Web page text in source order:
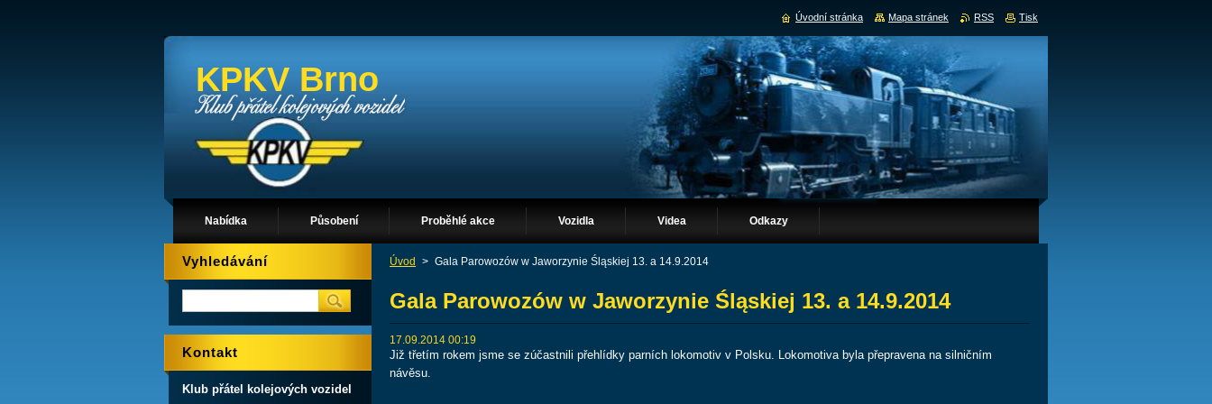
KPKV Brno
Nabídka Působení Proběhlé akce Vozidla Videa Odkazy
Úvod > Gala Parowozów w Jaworzynie Śląskiej 13. a 14.9.2014
Gala Parowozów w Jaworzynie Śląskiej 13. a 14.9.2014
17.09.2014 00:19
Již třetím rokem jsme se zúčastnili přehlídky parních lokomotiv v Polsku. Lokomotiva byla přepravena na silničním
návěsu.
Vyhledávání
Kontakt
Klub přátel kolejových vozidel
Úvodní stránka Mapa stránek RSS Tisk